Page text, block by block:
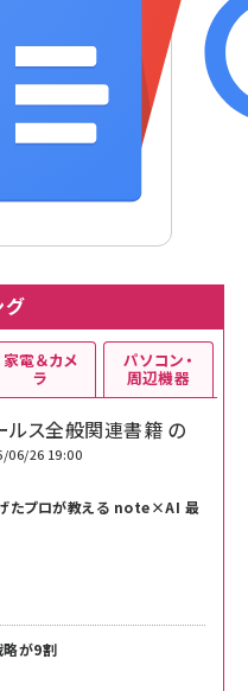
ルス全般関連書籍 の
06/26 19:00
たプロが教える note×AI 最
略が9割
家電＆カメ
ラ
パソコン・
周辺機器